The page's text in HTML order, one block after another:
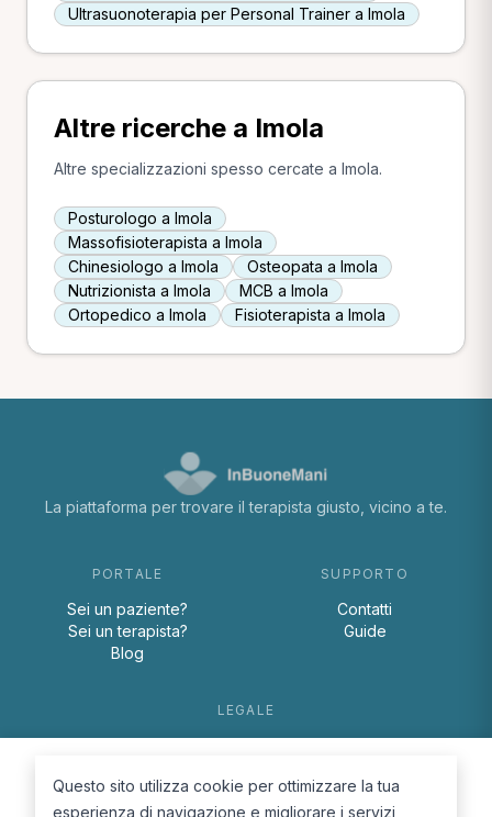
Ultrasuonoterapia per Personal Trainer a Imola
Altre ricerche a Imola
Altre specializzazioni spesso cercate a Imola.
Posturologo a Imola
Massofisioterapista a Imola
Chinesiologo a Imola
Osteopata a Imola
Nutrizionista a Imola
MCB a Imola
Ortopedico a Imola
Fisioterapista a Imola
La piattaforma per trovare il terapista giusto, vicino a te.
PORTALE
Sei un paziente?
Sei un terapista?
Blog
SUPPORTO
Contatti
Guide
LEGALE
Cookie Policy
Questo sito utilizza cookie per ottimizzare la tua
esperienza di navigazione e migliorare i servizi